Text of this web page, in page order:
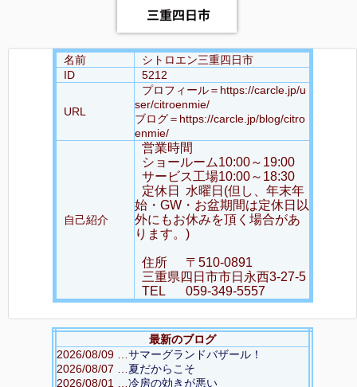
名前
シトロエン三重四日市
ID
5212
URL
プロフィール＝https://carcle.jp/u
ser/citroenmie/
ブログ＝https://carcle.jp/blog/citro
enmie/
自己紹介
営業時間
ショールーム10:00～19:00
サービス工場10:00～18:30
定休日
水曜日(但し、年末年
始・GW・お盆期間は定休日以
外にもお休みを頂く場合があ
ります。)
住所
〒510-0891
三重県四日市市日永西3-27-5
TEL
059-349-5557
最新のブログ
2026/08/09 … サマーグランドバザール！
2026/08/07 … 夏だからこそ
2026/08/01 … 冷房の効きが悪い